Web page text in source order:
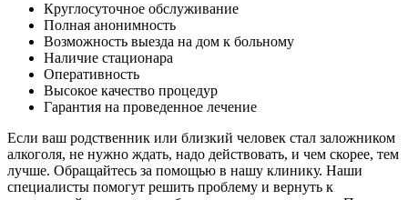
Круглосуточное обслуживание
Полная анонимность
Возможность выезда на дом к больному
Наличие стационара
Оперативность
Высокое качество процедур
Гарантия на проведенное лечение
Если ваш родственник или близкий человек стал заложником
алкоголя, не нужно ждать, надо действовать, и чем скорее, тем
лучше. Обращайтесь за помощью в нашу клинику. Наши
специалисты помогут решить проблему и вернуть к